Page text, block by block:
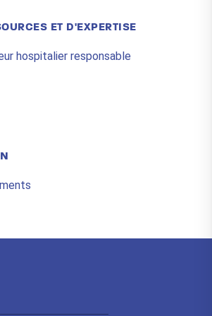
ET D'EXPERTISE
hospitalier responsable